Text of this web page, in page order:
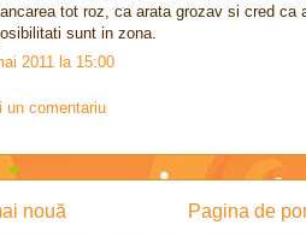
tot roz, ca arata grozav si cred
sunt in zona.
2011 la 15:00
un comentariu
nouă Pagina de